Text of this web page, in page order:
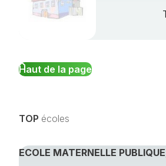
Haut de la page
TOP écoles
ECOLE MATERNELLE